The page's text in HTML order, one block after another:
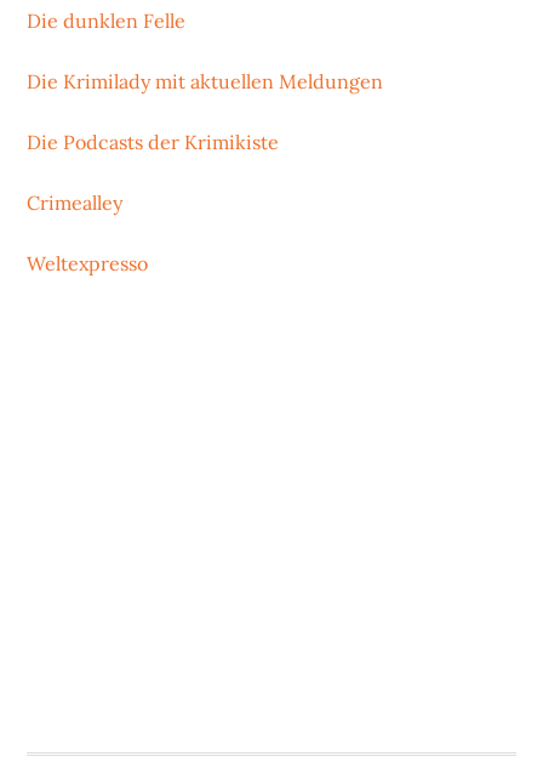
Die dunklen Felle
Die Krimilady mit aktuellen Meldungen
Die Podcasts der Krimikiste
Crimealley
Weltexpresso